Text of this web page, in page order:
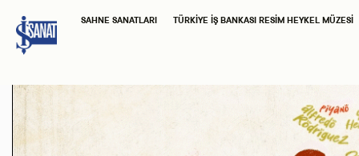
SAHNE SANATLARI TÜRKIYE İŞ BANKASI RESIM HEYKEL MÜZESI